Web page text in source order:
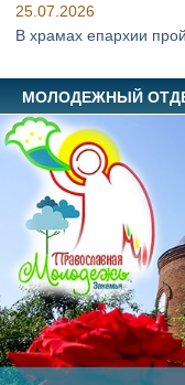
25.07.2026
В храмах епархии
МОЛОДЕЖНЫЙ